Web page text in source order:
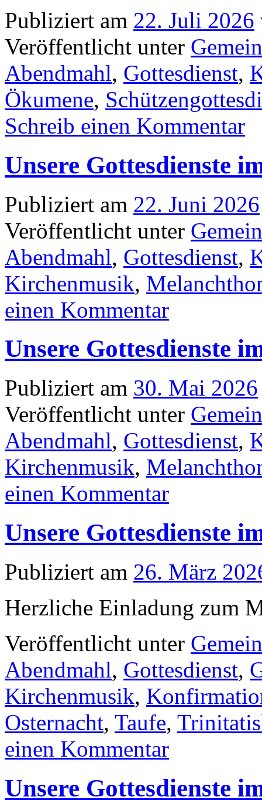
Publiziert am 22. Juli 2026
Veröffentlicht unter
Abendmahl, Gottesdienst,
Ökumene,
Schreib einen Kommentar
Unsere Gottesdienste
Publiziert am 22. Juni 2026
Veröffentlicht unter
Abendmahl, Gottesdienst,
Kirchenmusik,
einen Kommentar
Unsere Gottesdienste
Publiziert am 30. Mai 2026
Veröffentlicht unter
Abendmahl, Gottesdienst,
Kirchenmusik,
einen Kommentar
Unsere Gottesdienste
Publiziert am 26. März
Herzliche Einladung zum
Veröffentlicht unter
Abendmahl, Gottesdienst,
Kirchenmusik,
Osternacht, Taufe,
einen Kommentar
Unsere Gottesdienste